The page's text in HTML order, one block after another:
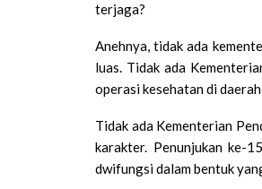
terjaga?
Anehnya, tidak ada
luas. Tidak ada
operasi kesehatan di
Tidak ada Kementerian
karakter. Penunjukan ke-
dwifungsi dalam bentuk